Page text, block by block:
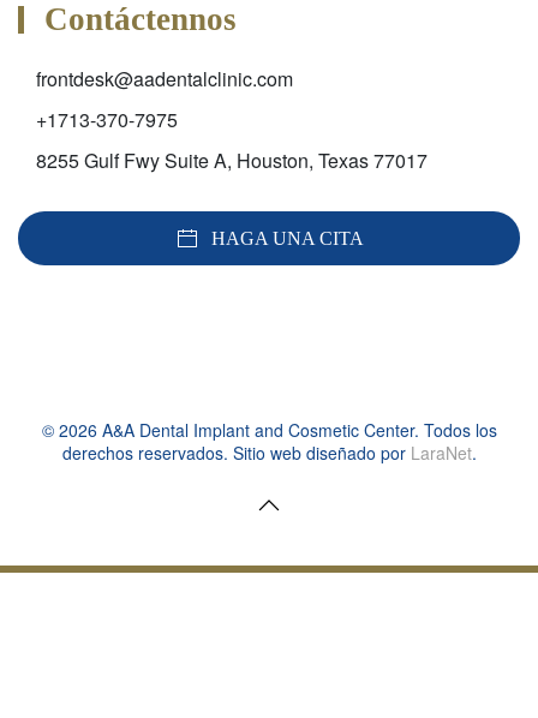
Contáctennos
frontdesk@aadentalclinic.com
+1713-370-7975
8255 Gulf Fwy Suite A, Houston, Texas 77017
HAGA UNA CITA
© 2026 A&A Dental Implant and Cosmetic Center. Todos los
derechos reservados. Sitio web diseñado por LaraNet.